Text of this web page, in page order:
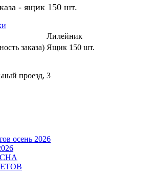
- ящик 150 шт.
Лилейник
заказа) Ящик 150 шт.
проезд, 3
осень 2026